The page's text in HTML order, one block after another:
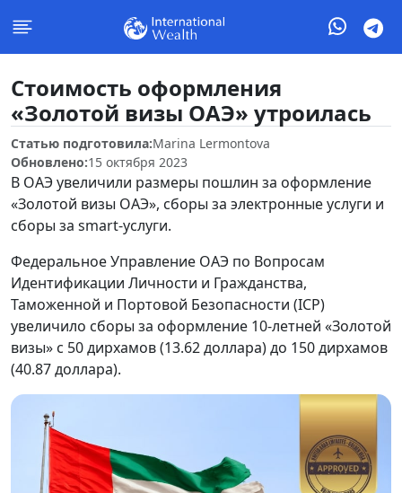
Стоимость оформления
«Золотой визы ОАЭ» утроилась
Статью подготовила:Marina Lermontova
Обновлено:15 октября 2023
В ОАЭ увеличили размеры пошлин за оформление
«Золотой визы ОАЭ», сборы за электронные услуги и
сборы за smart-услуги.
Федеральное Управление ОАЭ по Вопросам
Идентификации Личности и Гражданства,
Таможенной и Портовой Безопасности (ICP)
увеличило сборы за оформление 10-летней «Золотой
визы» с 50 дирхамов (13.62 доллара) до 150 дирхамов
(40.87 доллара).